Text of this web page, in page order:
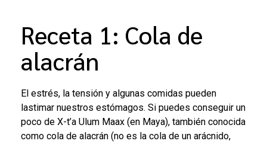
Receta 1: Cola de
alacrán
El estrés, la tensión y algunas comidas pueden
lastimar nuestros estómagos. Si puedes conseguir un
poco de X-t’a Ulum Maax (en Maya), también conocida
como cola de alacrán (no es la cola de un arácnido,